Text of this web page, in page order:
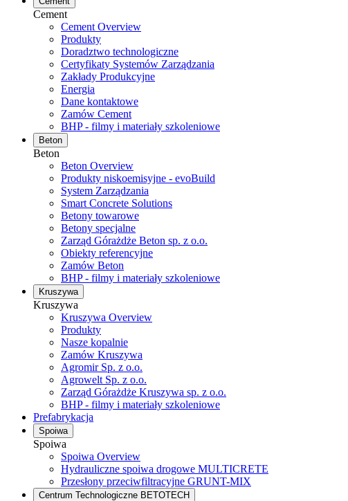
Cement
Cement Overview
Produkty
Doradztwo technologiczne
Certyfikaty Systemów Zarządzania
Zakłady Produkcyjne
Energia
Dane kontaktowe
Zamów Cement
BHP - filmy i materiały szkoleniowe
Beton
Beton
Beton Overview
Produkty niskoemisyjne - evoBuild
System Zarządzania
Smart Concrete Solutions
Betony towarowe
Betony specjalne
Zarząd Górażdże Beton sp. z o.o.
Obiekty referencyjne
Zamów Beton
BHP - filmy i materiały szkoleniowe
Kruszywa
Kruszywa
Kruszywa Overview
Produkty
Nasze kopalnie
Zamów Kruszywa
Agromir Sp. z o.o.
Agrowelt Sp. z o.o.
Zarząd Górażdże Kruszywa sp. z o.o.
BHP - filmy i materiały szkoleniowe
Prefabrykacja
Spoiwa
Spoiwa
Spoiwa Overview
Hydrauliczne spoiwa drogowe MULTICRETE
Przesłony przeciwfiltracyjne GRUNT-MIX
Centrum Technologiczne BETOTECH